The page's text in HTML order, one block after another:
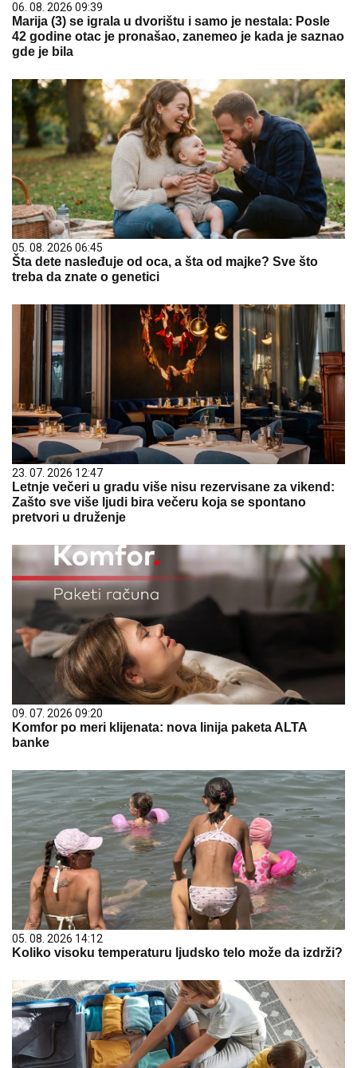
06. 08. 2026 09:39
Marija (3) se igrala u dvorištu i samo je nestala: Posle
42 godine otac je pronašao, zanemeo je kada je saznao
gde je bila
05. 08. 2026 06:45
Šta dete nasleđuje od oca, a šta od majke? Sve što
treba da znate o genetici
23. 07. 2026 12:47
Letnje večeri u gradu više nisu rezervisane za vikend:
Zašto sve više ljudi bira večeru koja se spontano
pretvori u druženje
09. 07. 2026 09:20
Komfor po meri klijenata: nova linija paketa ALTA
banke
05. 08. 2026 14:12
Koliko visoku temperaturu ljudsko telo može da izdrži?